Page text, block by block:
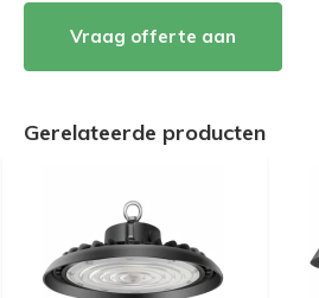
Vraag offerte aan
Gerelateerde producten